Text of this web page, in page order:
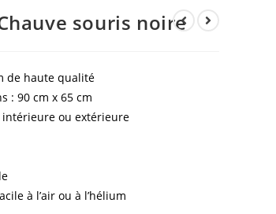
souris noire
de haute qualité
: 90 cm x 65 cm
ou extérieure
à l’air ou à l’hélium